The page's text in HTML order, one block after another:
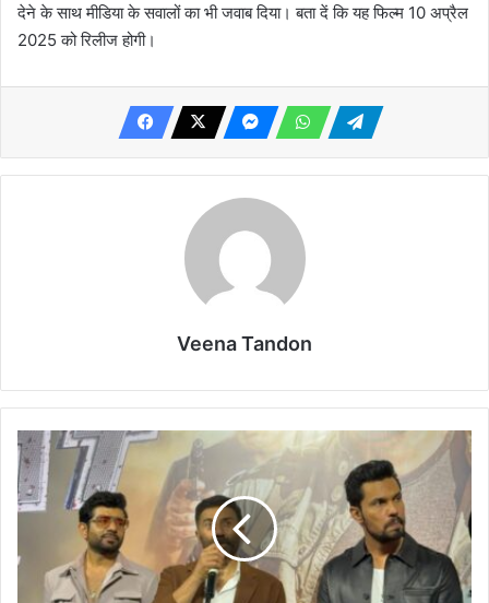
देने के साथ मीडिया के सवालों का भी जवाब दिया। बता दें कि य​ह फिल्म 10 अप्रैल
2025 को रिलीज होगी।
Veena Tandon
फिल्म
'जाट'
का
प्रमोशन
दिल्ली